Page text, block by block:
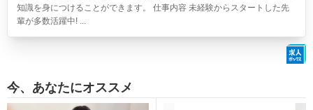
知識を身につけることができます。 仕事内容 未経験からスタートした先
輩が多数活躍中! ...
今、あなたにオススメ